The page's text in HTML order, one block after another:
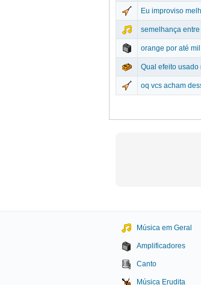
Eu improviso
semelhança
orange por até
Qual efeito usado
oq vcs acham
Música em Geral
Amplificadores
Canto
Música Erudita